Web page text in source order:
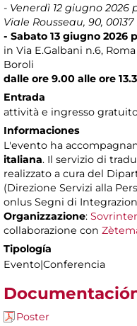
- Venerdì 12 giugno 2026
Viale Rousseau, 90,
- Sabato 13 giugno 2026
in Via E.Galbani n.6,
Boroli
dalle ore 9.00 alle ore
Entrada
attività e ingresso
Informaciones
L'evento ha
italiana. Il servizio di
realizzato a cura del
(Direzione Servizi alla
onlus Segni di
Organizzazione:
collaborazione con
Tipología
Evento|Conferencia
Poster